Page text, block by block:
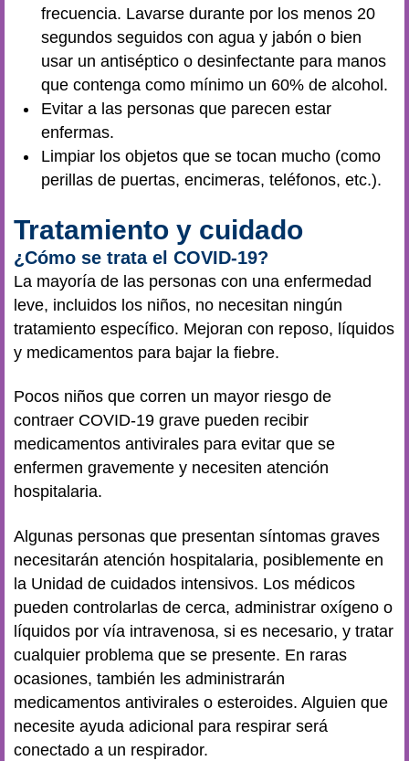
frecuencia. Lavarse durante por los menos 20
segundos seguidos con agua y jabón o bien
usar un antiséptico o desinfectante para manos
que contenga como mínimo un 60% de alcohol.
Evitar a las personas que parecen estar
enfermas.
Limpiar los objetos que se tocan mucho (como
perillas de puertas, encimeras, teléfonos, etc.).
Tratamiento y cuidado
¿Cómo se trata el COVID-19?
La mayoría de las personas con una enfermedad
leve, incluidos los niños, no necesitan ningún
tratamiento específico. Mejoran con reposo, líquidos
y medicamentos para bajar la fiebre.
Pocos niños que corren un mayor riesgo de
contraer COVID-19 grave pueden recibir
medicamentos antivirales para evitar que se
enfermen gravemente y necesiten atención
hospitalaria.
Algunas personas que presentan síntomas graves
necesitarán atención hospitalaria, posiblemente en
la Unidad de cuidados intensivos. Los médicos
pueden controlarlas de cerca, administrar oxígeno o
líquidos por vía intravenosa, si es necesario, y tratar
cualquier problema que se presente. En raras
ocasiones, también les administrarán
medicamentos antivirales o esteroides. Alguien que
necesite ayuda adicional para respirar será
conectado a un respirador.